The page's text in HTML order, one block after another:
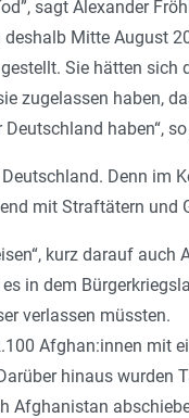
sagt Alexander
Mitte August
Sie hätten sich
zugelassen haben,
haben“, so
Denn im
mit Straftätern und
kurz darauf auch
in dem
verlassen müssten.
Af­gha­n:in­nen mit
hinaus wurden
Afghanistan